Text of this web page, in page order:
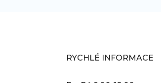
RYCHLÉ INFORMACE